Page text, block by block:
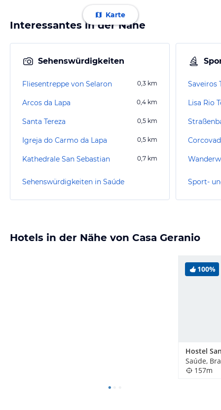
Karte
Interessantes in der Nähe
Sehenswürdigkeiten
Fliesentreppe von Selaron 0,3 km
Arcos da Lapa 0,4 km
Santa Tereza 0,5 km
Igreja do Carmo da Lapa 0,5 km
Kathedrale San Sebastian 0,7 km
Sehenswürdigkeiten in Saúde
Saveiros
Lisa Rio
Sport-
Hotels in der Nähe von Casa Geranio
100%
Saúde,
157m